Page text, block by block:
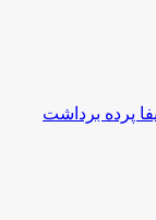
پرده برداشت